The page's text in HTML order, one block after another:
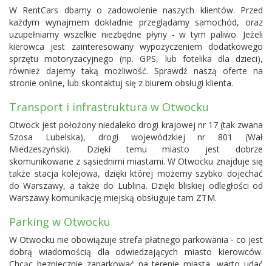
W RentCars dbamy o zadowolenie naszych klientów. Przed
każdym wynajmem dokładnie przeglądamy samochód, oraz
uzupełniamy wszelkie niezbędne płyny - w tym paliwo. Jeżeli
kierowca jest zainteresowany wypożyczeniem dodatkowego
sprzętu motoryzacyjnego (np. GPS, lub fotelika dla dzieci),
również dajemy taką możliwość. Sprawdź naszą oferte na
stronie online, lub skontaktuj się z biurem obsługi klienta.
Transport i infrastruktura w Otwocku
Otwock jest położony niedaleko drogi krajowej nr 17 (tak zwana
Szosa Lubelska), drogi wojewódzkiej nr 801 (Wał
Miedzeszyński). Dzięki temu miasto jest dobrze
skomunikowane z sąsiednimi miastami. W Otwocku znajduje się
także stacja kolejowa, dzięki której możemy szybko dojechać
do Warszawy, a także do Lublina. Dzięki bliskiej odległości od
Warszawy komunikację miejską obsługuje tam ZTM.
Parking w Otwocku
W Otwocku nie obowiązuje strefa płatnego parkowania - co jest
dobrą wiadomością dla odwiedzających miasto kierowców.